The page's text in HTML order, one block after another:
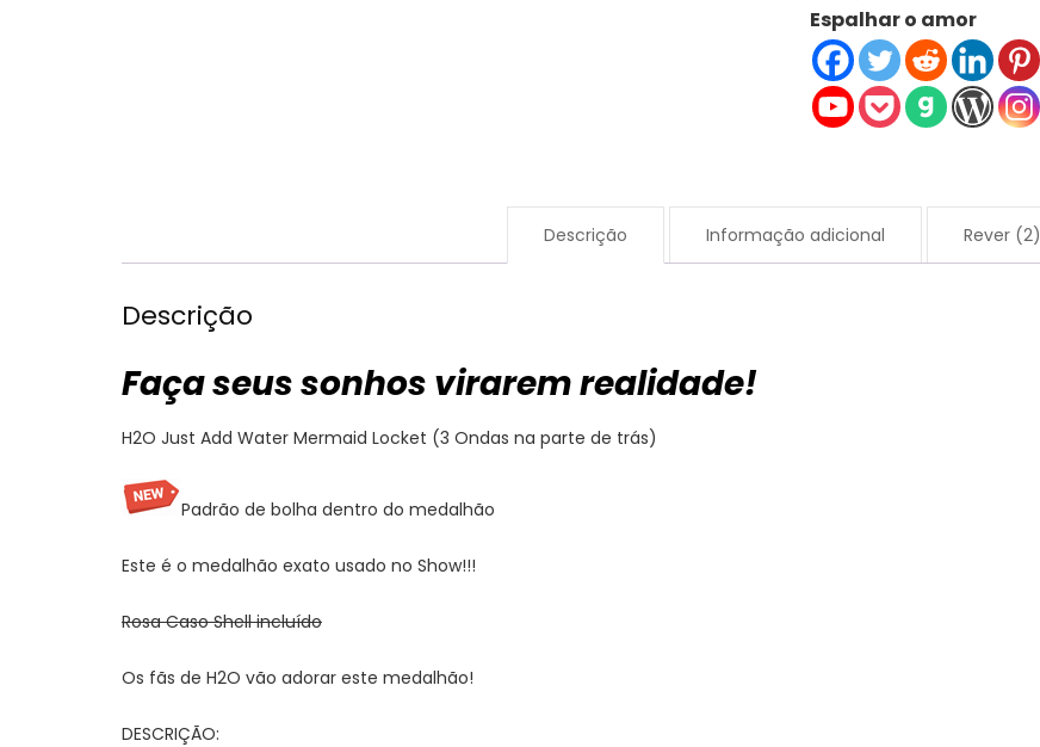
925
Prata
esterlina
com
cristal
quantidade
Espalhar o amor
Descrição Informação adicional Rever (2)
Descrição
Faça seus sonhos virarem realidade!
H2O Just Add Water Mermaid Locket (3 Ondas na parte de trás)
Padrão de bolha dentro do medalhão
Este é o medalhão exato usado no Show!!!
Rosa Caso Shell incluído
Os fãs de H2O vão adorar este medalhão!
DESCRIÇÃO: